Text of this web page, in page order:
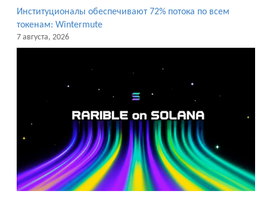
Институционалы обеспечивают 72% потока по всем
токенам: Wintermute
7 августа, 2026